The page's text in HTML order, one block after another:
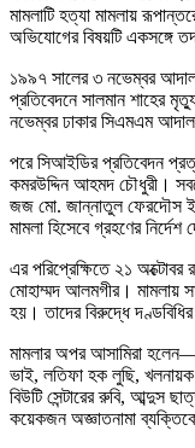
মামলাটি হত্যা মামলায়
অভিযোগের বিষয়টি একসঙ্গে
১৯৯৭ সালের ৩ নভেম্বর
প্রতিবেদনে সালমান শাহের
নভেম্বর ঢাকার সিএমএম
পরে সিআইডির প্রতিবেদন
কমরউদ্দিন আহমদ চৌধুরী।
জজ মো. জান্নাতুল ফেরদৌস
মামলা হিসেবে গ্রহণের নির্দেশ
এর পরিপ্রেক্ষিতে ২১ অক্টোবর
মোহাম্মদ আলমগীর। মামলায়
হয়। তাদের বিরুদ্ধে
মামলার অপর আসামিরা
ভাই, লতিফা হক লুছি,
বিউটি সেন্টারের রুবি, আব্দুস
কয়েকজন অজ্ঞাতনামা